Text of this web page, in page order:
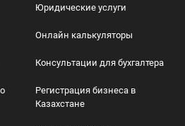
Юридические услуги
Онлайн калькуляторы
Консультации для бухгалтера
Регистрация бизнеса в
Казахстане